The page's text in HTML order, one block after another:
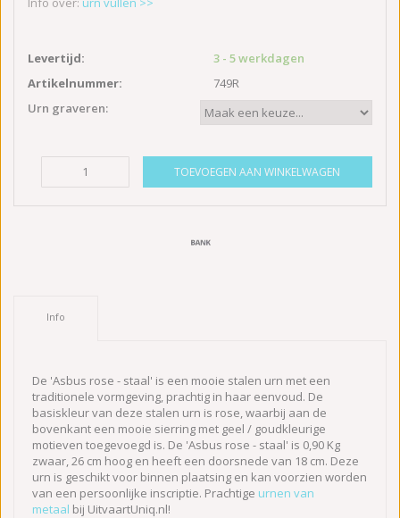
Levertijd:
3 - 5 werkdagen
Artikelnummer:
749R
Urn graveren:
TOEVOEGEN AAN WINKELWAGEN
Info
De 'Asbus rose - staal' is een mooie stalen urn met een
traditionele vormgeving, prachtig in haar eenvoud. De
basiskleur van deze stalen urn is rose, waarbij aan de
bovenkant een mooie sierring met geel / goudkleurige
motieven toegevoegd is. De 'Asbus rose - staal' is 0,90 Kg
zwaar, 26 cm hoog en heeft een doorsnede van 18 cm. Deze
urn is geschikt voor binnen plaatsing en kan voorzien worden
van een persoonlijke inscriptie. Prachtige urnen van
metaal bij UitvaartUniq.nl!